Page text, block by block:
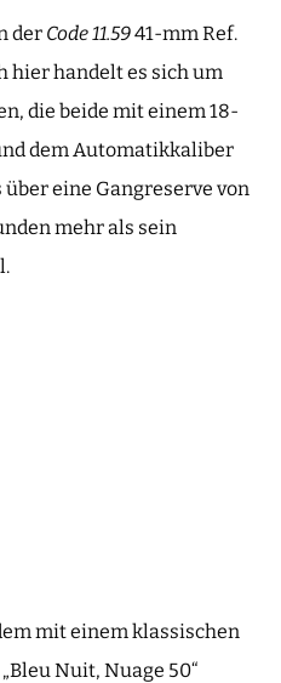
der Code 11.5941-mm Ref.
hier handelt es sich um
die beide mit einem 18-
dem Automatikkaliber
eine Gangreserve von
mehr als sein
mit einem klassischen
Nuit, Nuage 50“